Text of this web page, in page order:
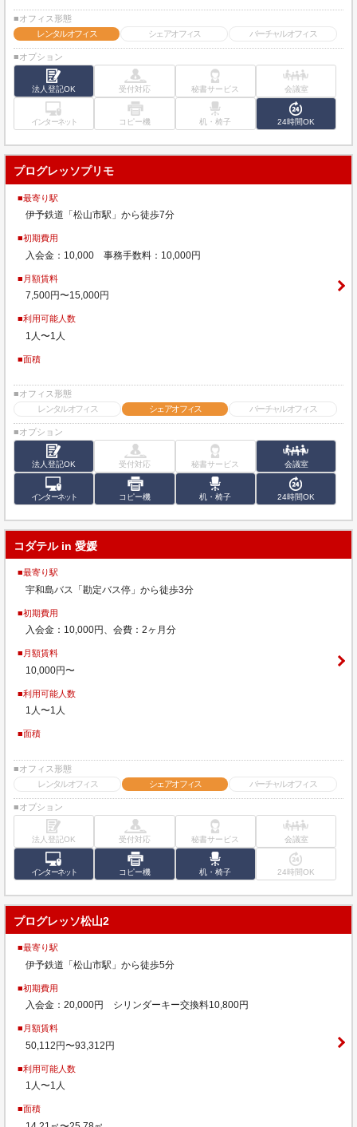
■オフィス形態
レンタルオフィス
シェアオフィス バーチャルオフィス
■オプション
法人登記OK 受付対応 秘書サービス 会議室
インターネット コピー機 机・椅子 24時間OK
プログレッソプリモ
■最寄り駅
伊予鉄道「松山市駅」から徒歩7分
■初期費用
入会金：10,000 事務手数料：10,000円
■月額賃料
7,500円〜15,000円
■利用可能人数
1人〜1人
■面積
■オフィス形態
レンタルオフィス
シェアオフィス バーチャルオフィス
■オプション
法人登記OK 受付対応 秘書サービス 会議室
インターネット コピー機 机・椅子 24時間OK
コダテル in 愛媛
■最寄り駅
宇和島バス「勘定バス停」から徒歩3分
■初期費用
入会金：10,000円、会費：2ヶ月分
■月額賃料
10,000円〜
■利用可能人数
1人〜1人
■面積
■オフィス形態
レンタルオフィス
シェアオフィス バーチャルオフィス
■オプション
法人登記OK 受付対応 秘書サービス 会議室
インターネット コピー機 机・椅子 24時間OK
プログレッソ松山2
■最寄り駅
伊予鉄道「松山市駅」から徒歩5分
■初期費用
入会金：20,000円 シリンダーキー交換料10,800円
■月額賃料
50,112円〜93,312円
■利用可能人数
1人〜1人
■面積